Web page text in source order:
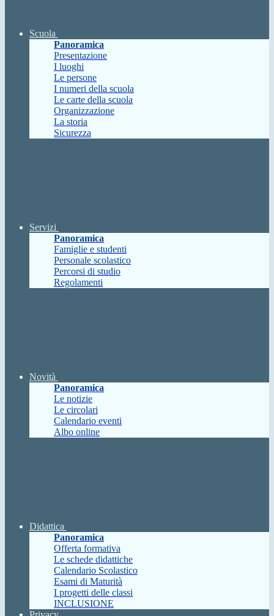
Scuola
Panoramica
Presentazione
I luoghi
Le persone
I numeri della scuola
Le carte della scuola
Organizzazione
La storia
Sicurezza
Servizi
Panoramica
Famiglie e studenti
Personale scolastico
Percorsi di studio
Regolamenti
Novità
Panoramica
Le notizie
Le circolari
Calendario eventi
Albo online
Didattica
Panoramica
Offerta formativa
Le schede didattiche
Calendario Scolastico
Esami di Maturità
I progetti delle classi
INCLUSIONE